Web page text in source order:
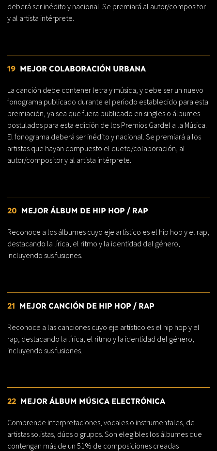
deberá ser inédito y nacional. Se premiará al autor/compositor
y al artista intérprete.
19 MEJOR COLABORACIÓN URBANA
La canción debe contener letra y música, y debe ser un nuevo
fonograma publicado durante el período establecido para esta
premiación, ya sea que fuera publicado en singles o álbumes
postulados para esta edición de los Premios Gardel a la Música.
El fonograma deberá ser inédito y nacional. Se premiará a los
artistas que hayan compuesto el dueto/colaboración, al
autor/compositor y al artista intérprete.
20 MEJOR ÁLBUM DE HIP HOP / RAP
Reconoce a los álbumes cuyo eje artístico es el hip hop y el rap,
destacando la lírica, el ritmo y la identidad del género,
incluyendo sus fusiones.
21 MEJOR CANCIÓN DE HIP HOP / RAP
Reconoce a las canciones cuyo eje artístico es el hip hop y el
rap, destacando la lírica, el ritmo y la identidad del género,
incluyendo sus fusiones.
22 MEJOR ÁLBUM MÚSICA ELECTRÓNICA
Comprende interpretaciones, vocales o instrumentales, de
artistas solistas, dúos o grupos. Son elegibles los álbumes que
contengan más de un 51% de composiciones creadas